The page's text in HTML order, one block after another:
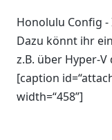
Honolulu Config
Dazu könnt ihr
z.B. über Hyper-
[caption
width=“458”]